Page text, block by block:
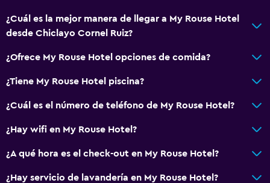
¿Cuál es la mejor manera de llegar a My Rouse Hotel
desde Chiclayo Cornel Ruiz?
¿Ofrece My Rouse Hotel opciones de comida?
¿Tiene My Rouse Hotel piscina?
¿Cuál es el número de teléfono de My Rouse Hotel?
¿Hay wifi en My Rouse Hotel?
¿A qué hora es el check-out en My Rouse Hotel?
¿Hay servicio de lavandería en My Rouse Hotel?